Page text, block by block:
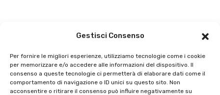
Gestisci Consenso
Per fornire le migliori esperienze, utilizziamo tecnologie come i cookie
per memorizzare e/o accedere alle informazioni del dispositivo. Il
consenso a queste tecnologie ci permetterà di elaborare dati come il
comportamento di navigazione o ID unici su questo sito. Non
acconsentire o ritirare il consenso può influire negativamente su
Privacy policy
Cookie policy
Tutti prodotti
Termini e condizioni